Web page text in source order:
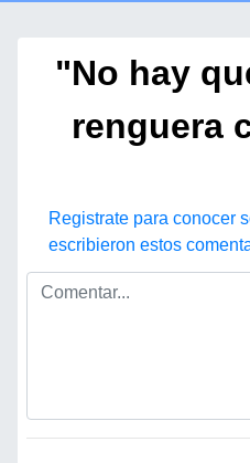
"No hay
renguera
Registrate para conocer
escribieron estos